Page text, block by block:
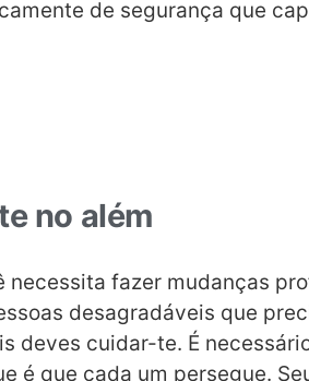
de segurança que
no além
fazer mudanças
desagradáveis que
deves cuidar-te. É
é que cada um persegue.